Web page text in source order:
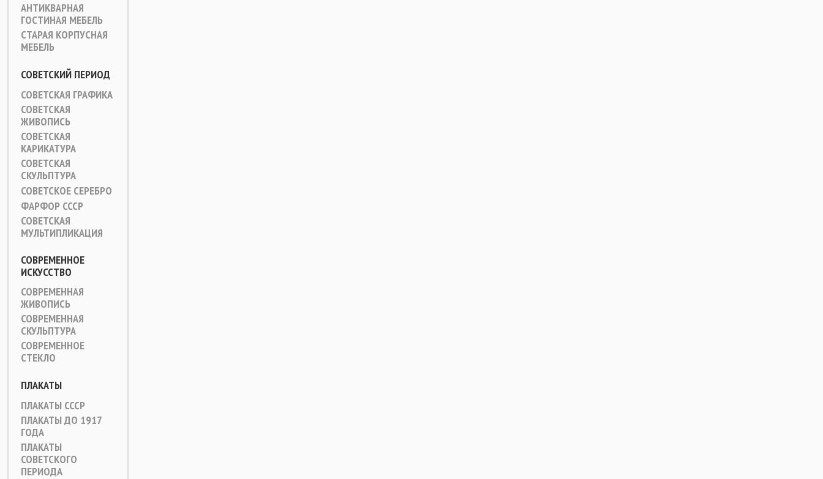
АНТИКВАРНАЯ
ГОСТИНАЯ МЕБЕЛЬ
СТАРАЯ КОРПУСНАЯ
МЕБЕЛЬ
СОВЕТСКИЙ ПЕРИОД
СОВЕТСКАЯ ГРАФИКА
СОВЕТСКАЯ
ЖИВОПИСЬ
СОВЕТСКАЯ
КАРИКАТУРА
СОВЕТСКАЯ
СКУЛЬПТУРА
СОВЕТСКОЕ СЕРЕБРО
ФАРФОР СССР
СОВЕТСКАЯ
МУЛЬТИПЛИКАЦИЯ
СОВРЕМЕННОЕ
ИСКУССТВО
СОВРЕМЕННАЯ
ЖИВОПИСЬ
СОВРЕМЕННАЯ
СКУЛЬПТУРА
СОВРЕМЕННОЕ
СТЕКЛО
ПЛАКАТЫ
ПЛАКАТЫ СССР
ПЛАКАТЫ ДО 1917
ГОДА
ПЛАКАТЫ
СОВЕТСКОГО
ПЕРИОДА